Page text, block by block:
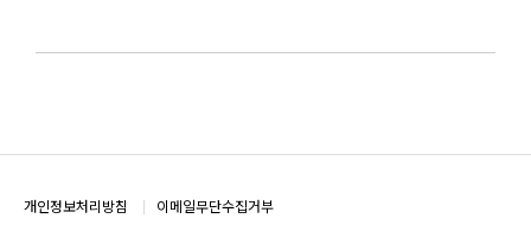
개인정보처리방침 이메일무단수집거부